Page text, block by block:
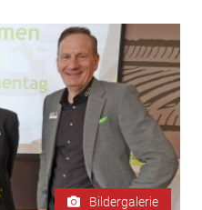
Bildergalerie